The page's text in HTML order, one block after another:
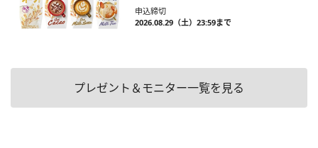
申込締切
2026.08.29（土）23:59まで
プレゼント＆モニター一覧を見る